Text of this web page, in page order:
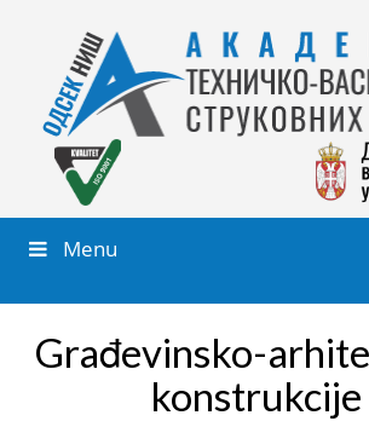
Menu
Građevinsko-
konstrukcije